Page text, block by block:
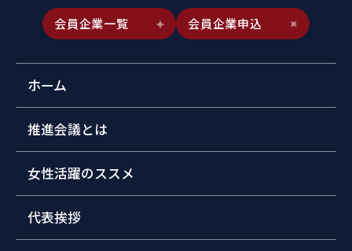
会員企業一覧 会員企業申込
ホーム
推進会議とは
女性活躍のススメ
代表挨拶